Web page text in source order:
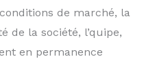
de marché, la
de la société, l’quipe,
en permanence